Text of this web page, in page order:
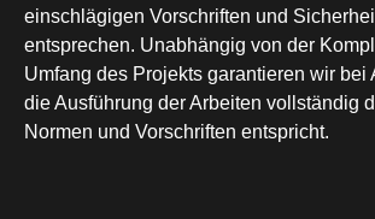
einschlägigen Vorschriften und
entsprechen. Unabhängig von der
Umfang des Projekts garantieren wir bei
die Ausführung der Arbeiten vollständig
Normen und Vorschriften entspricht.